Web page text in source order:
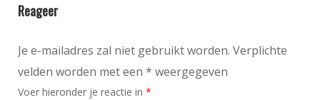
Reageer
Je e-mailadres zal niet gebruikt worden. Verplichte
velden worden met een * weergegeven
Voer hieronder je reactie in *